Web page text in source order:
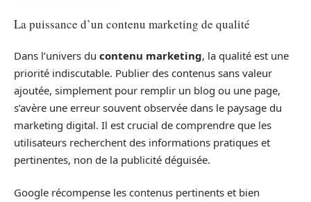
La puissance d’un contenu marketing de qualité
Dans l’univers du contenu marketing, la qualité est une
priorité indiscutable. Publier des contenus sans valeur
ajoutée, simplement pour remplir un blog ou une page,
s’avère une erreur souvent observée dans le paysage du
marketing digital. Il est crucial de comprendre que les
utilisateurs recherchent des informations pratiques et
pertinentes, non de la publicité déguisée.
Google récompense les contenus pertinents et bien